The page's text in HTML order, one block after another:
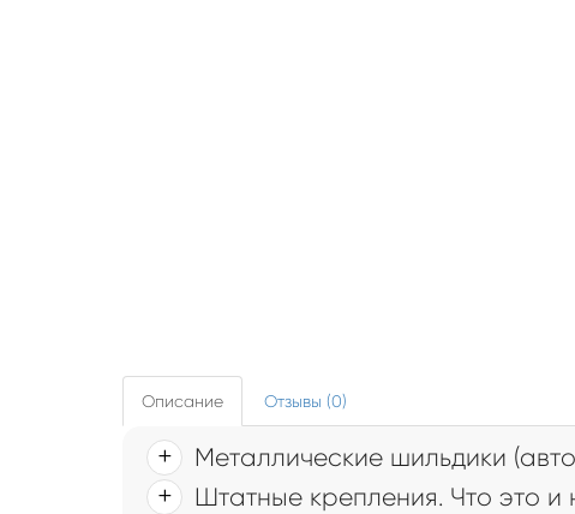
Описание Отзывы (0)
Металлические шильдики
Штатные крепления. Что это